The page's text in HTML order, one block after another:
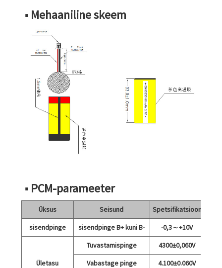
■ Mehaaniline skeem
■ PCM-parameeter
Üksus Seisund
Spetsifikatsioon
sisendpinge
sisendpinge B+ kuni B- -0,3～+10V
Ületasu
Tuvastamispinge
4300±0,060V
Vabastage pinge
4.100±0.060V